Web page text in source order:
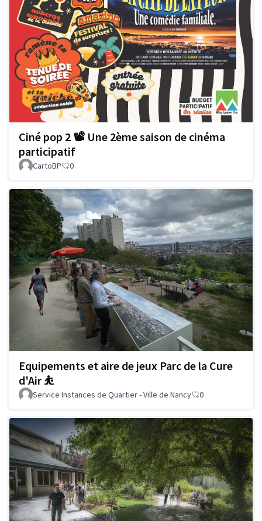
Ciné pop 2 📽️ Une 2ème saison de cinéma
participatif
CartoBP 0
Equipements et aire de jeux Parc de la Cure
d'Air ⛹️
Service Instances de Quartier - Ville de Nancy 0